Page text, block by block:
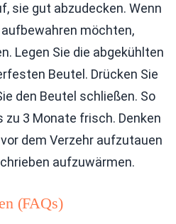
sie gut abzudecken. Wenn
möchten,
Legen Sie die abgekühlten
Beutel. Drücken Sie
den Beutel schließen. So
zu 3 Monate frisch. Denken
dem Verzehr aufzutauen
aufzuwärmen.
(FAQs)